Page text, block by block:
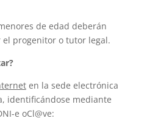
de edad deberán
progenitor o tutor legal.
en la sede electrónica
identificándose mediante
e oCl@ve: